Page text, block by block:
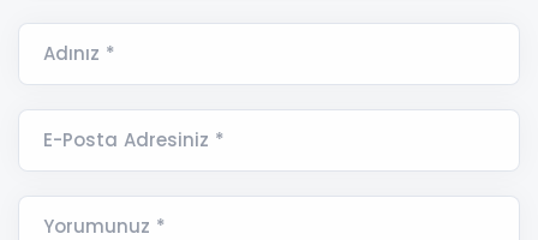
Adınız *
E-Posta Adresiniz *
Yorumunuz *